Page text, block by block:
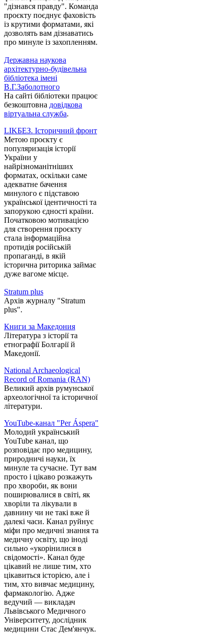
"дізнався правду". Команда
проєкту поєднує фаховість
із крутими форматами, які
дозволять вам дізнаватись
про минуле із захопленням.
Державна наукова
архітектурно-будівельна
бібліотека імені
В.Г.Заболотного
На сайті бібліотеки працює
безкоштовна довідкова
віртуальна служба.
LIKБЕЗ. Історичний фронт
Метою проєкту є
популяризація історії
України у
найрізноманітніших
форматах, оскільки саме
адекватне бачення
минулого є підставою
української ідентичності та
запорукою єдності країни.
Початковою мотивацією
для створення проєкту
стала інформаційна
протидія російській
пропаганді, в якій
історична риторика займає
дуже вагоме місце.
Stratum plus
Архів журналу "Stratum
plus".
Книги за Македония
Література з історії та
етнографії Болгарії й
Македонії.
National Archaeological
Record of Romania (RAN)
Великий архів румунської
археологічної та історичної
літератури.
YouTube-канал "Per Áspera"
Молодий український
YouTube канал, що
розповідає про медицину,
природничі науки, їх
минуле та сучасне. Тут вам
просто і цікаво розкажуть
про хвороби, як вони
поширювалися в світі, як
хворіли та лікували в
давнину чи не такі вже й
далекі часи. Канал руйнує
міфи про медичні знання та
медичну освіту, що іноді
сильно «укорінилися в
свідомості». Канал буде
цікавий не лише тим, хто
цікавиться історією, але і
тим, хто вивчає медицину,
фармакологію. Адже
ведучий — викладач
Львівського Медичного
Університету, дослідник
медицини Стас Дем'янчук.